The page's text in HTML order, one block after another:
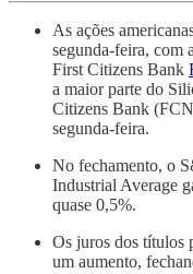
As ações
segunda-feira, com
First Citizens Bank
a maior parte do
Citizens Bank
segunda-feira.
No fechamento, o
Industrial Average
quase 0,5%.
Os juros dos títulos
um aumento,